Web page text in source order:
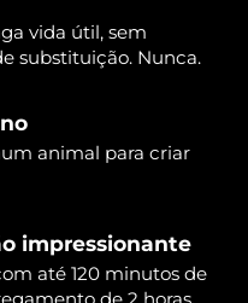
vida útil, sem
substituição. Nunca.
animal para criar
impressionante
até 120 minutos de